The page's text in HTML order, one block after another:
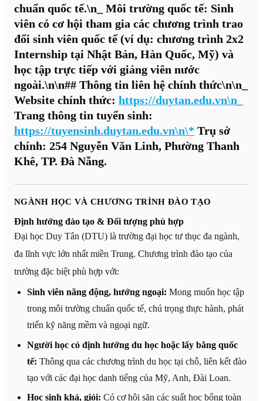
chuẩn quốc tế.\n_ Môi trường quốc tế: Sinh
viên có cơ hội tham gia các chương trình trao
đổi sinh viên quốc tế (ví dụ: chương trình 2x2
Internship tại Nhật Bản, Hàn Quốc, Mỹ) và
học tập trực tiếp với giảng viên nước
ngoài.\n\n## Thông tin liên hệ chính thức\n\n_
Website chính thức: https://duytan.edu.vn\n_
Trang thông tin tuyển sinh:
https://tuyensinh.duytan.edu.vn\n\* Trụ sở
chính: 254 Nguyễn Văn Linh, Phường Thanh
Khê, TP. Đà Nẵng.
NGÀNH HỌC VÀ CHƯƠNG TRÌNH ĐÀO TẠO
Định hướng đào tạo & Đối tượng phù hợp
Đại học Duy Tân (DTU) là trường đại học tư thục đa ngành,
đa lĩnh vực lớn nhất miền Trung. Chương trình đào tạo của
trường đặc biệt phù hợp với:
Sinh viên năng động, hướng ngoại: Mong muốn học tập
trong môi trường chuẩn quốc tế, chú trọng thực hành, phát
triển kỹ năng mềm và ngoại ngữ.
Người học có định hướng du học hoặc lấy bằng quốc
tế: Thông qua các chương trình du học tại chỗ, liên kết đào
tạo với các đại học danh tiếng của Mỹ, Anh, Đài Loan.
Học sinh khá, giỏi: Có cơ hội săn các suất học bổng toàn